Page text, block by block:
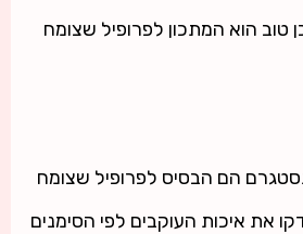
טוב הוא המתכון לפרופיל שצומח
הם הבסיס לפרופיל שצומח
את איכות העוקבים לפי הסימנים